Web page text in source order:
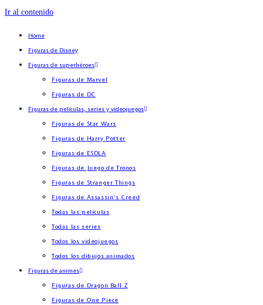
Ir al contenido
Home
Figuras de Disney
Figuras de superhéroes
Figuras de Marvel
Figuras de DC
Figuras de películas, series y videojuegos
Figuras de Star Wars
Figuras de Harry Potter
Figuras de ESDLA
Figuras de Juego de Tronos
Figuras de Stranger Things
Figuras de Assassin’s Creed
Todas las películas
Todas las series
Todos los videojuegos
Todos los dibujos animados
Figuras de animes
Figuras de Dragon Ball Z
Figuras de One Piece